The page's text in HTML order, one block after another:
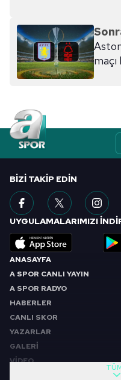
ANASAYFA
A SPOR CANLI YAYIN
A SPOR RADYO
HABERLER
CANLI SKOR
YAZARLAR
GALERİ
VİDEO
BIZI TAKIP EDIN
UYGULAMALARIMIZI